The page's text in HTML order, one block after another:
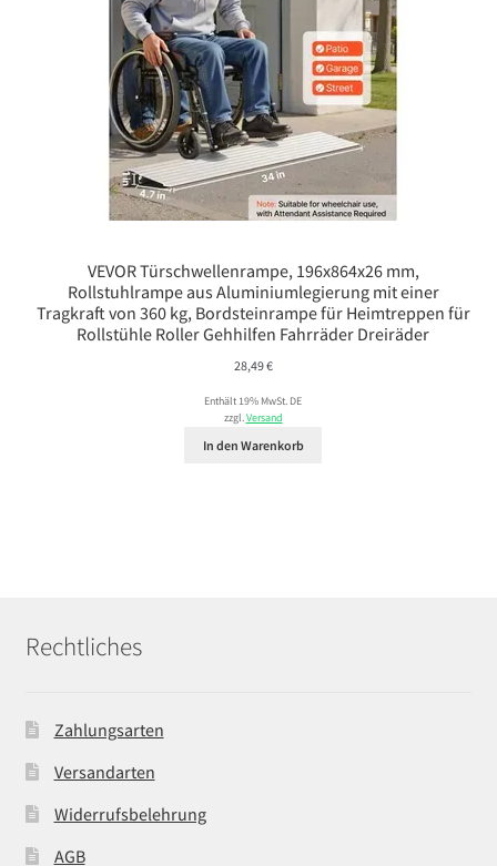
VEVOR Türschwellenrampe, 196x864x26 mm,
Rollstuhlrampe aus Aluminiumlegierung mit einer
Tragkraft von 360 kg, Bordsteinrampe für Heimtreppen für
Rollstühle Roller Gehhilfen Fahrräder Dreiräder
28,49€
Enthält 19% MwSt. DE
zzgl.Versand
In den Warenkorb
Rechtliches
Zahlungsarten
Versandarten
Widerrufsbelehrung
AGB